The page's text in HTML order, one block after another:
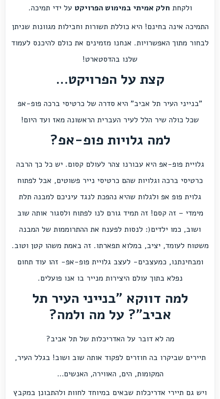
ולקחתחלק אמיתי במימוש הפרויקט על ידי תמיכה.
התמיכה אינה בחינם! היא כוללת תשורות וחבילות מגוונות שניתן
לבחור מתוך האפשרויות. אנחנו מזמינים את כולם להיכנס לעמוד
שלנו בהדסטארט!
קצת על הפרויקט…
"בנייני העיר תל אביב" היא סדרה של כרטיסי ברכה פופ-אפ
שכל כולה שיר הלל לעיר העברית הראשונה מאז ועד היום!
למה גלויות פופ-אפ?
גלויית פופ-אפ היא עבורנו צהר לעולם קסום. יש כל כך הרבה
כרטיסי ברכה וגלויות שהם כרטיסי נייר פשוטים, אבל לפתוח
גלוית פופ אפ ולגלות שהיא נהפכת לנגד עיניכם למבנה תלת
מימדי – זה קסם! זה תמיד גורם לנו לפתוח ולסגור אותה שוב
ושוב, כמו ילדים(: לנסות לפענח את ההתרוממות של המבנה
משטוח לעומד, יציב, במלוא תפארתו. זה באמת משהו קטן וטוב.
ומבחינתנו, כמעצבים- לעצב גלויית פופ-אפ- זהו עוד תחום
נפלא בתוך עולם היצירות מנייר בו אנו פועלים.
למה דווקא "בנייני העיר תל
אביב"? על מה ולמה?
מה לא דובר על האדריכלות של תל אביב?
תיירים שביקרו בה חוזרים לפקוד אותה שוב ושוב! בגלל העיר,
המקומות, הים, האווירה, האנשים…
ויש גם תיירי אדריכלות שבאים במיוחד לחוות ולהתבונן במקבץ